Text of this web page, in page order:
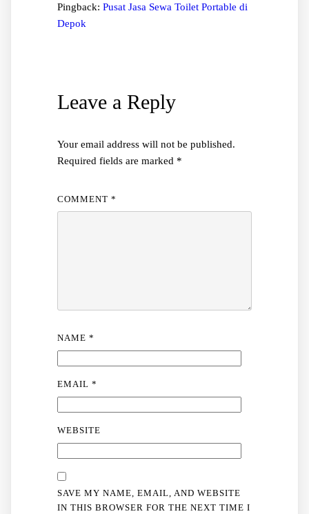
Pingback: Pusat Jasa Sewa Toilet Portable di
Depok
Leave a Reply
Your email address will not be published.
Required fields are marked *
COMMENT *
NAME *
EMAIL *
WEBSITE
SAVE MY NAME, EMAIL, AND WEBSITE
IN THIS BROWSER FOR THE NEXT TIME I